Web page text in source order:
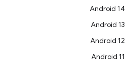
Android 14
Android 13
Android 12
Android 11